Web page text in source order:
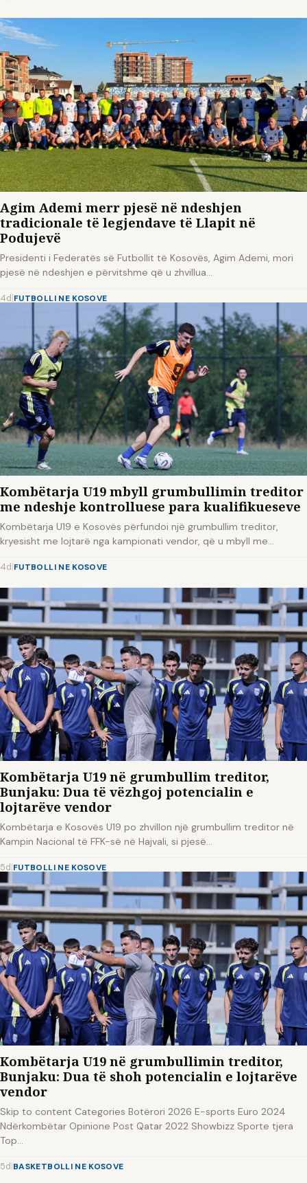
Agim Ademi merr pjesë në ndeshjen
tradicionale të legjendave të Llapit në
Podujevë
Presidenti i Federatës së Futbollit të Kosovës, Agim Ademi, mori
pjesë në ndeshjen e përvitshme që u zhvillua…
4d|FUTBOLLI NE KOSOVE
Kombëtarja U19 mbyll grumbullimin treditor
me ndeshje kontrolluese para kualifikueseve
Kombëtarja U19 e Kosovës përfundoi një grumbullim treditor,
kryesisht me lojtarë nga kampionati vendor, që u mbyll me…
4d FUTBOLLI NE KOSOVE
Kombëtarja U19 në grumbullim treditor,
Bunjaku: Dua të vëzhgoj potencialin e
lojtarëve vendor
Kombëtarja e Kosovës U19 po zhvillon një grumbullim treditor në
Kampin Nacional të FFK-së në Hajvali, si pjesë…
5d FUTBOLLI NE KOSOVE
Kombëtarja U19 në grumbullimin treditor,
Bunjaku: Dua të shoh potencialin e lojtarëve
vendor
Skip to content Categories Botërori 2026 E-sports Euro 2024
Ndërkombëtar Opinione Post Qatar 2022 Showbizz Sporte tjera
Top…
5d BASKETBOLLI NE KOSOVE